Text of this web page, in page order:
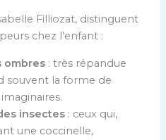
Filliozat, distinguent
chez l’enfant :
ombres : très répandue
souvent la forme de
insectes : ceux qui,
une coccinelle,